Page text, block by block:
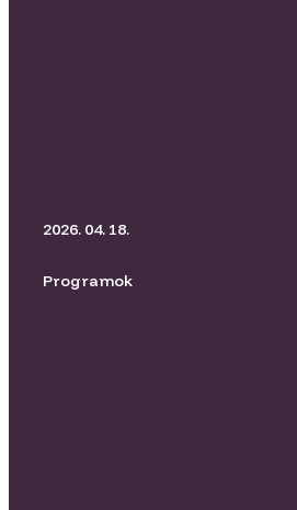
BORító Kertmozi I Üvegtigris
2026. 04. 18.
Programok